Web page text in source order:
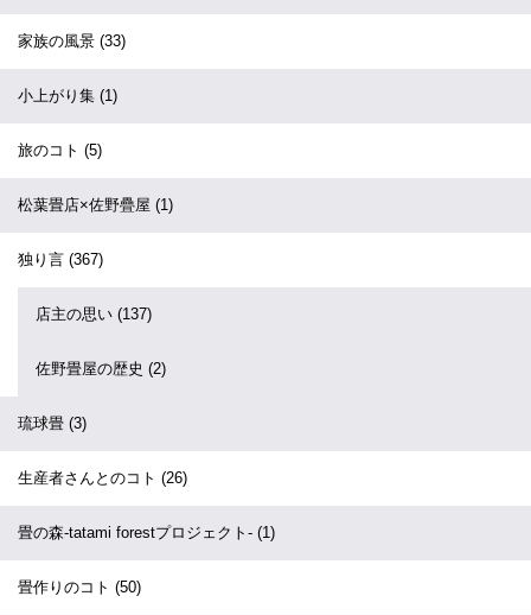
家族の風景 (33)
小上がり集 (1)
旅のコト (5)
松葉畳店×佐野疊屋 (1)
独り言 (367)
店主の思い (137)
佐野畳屋の歴史 (2)
琉球畳 (3)
生産者さんとのコト (26)
畳の森-tatami forestプロジェクト- (1)
畳作りのコト (50)